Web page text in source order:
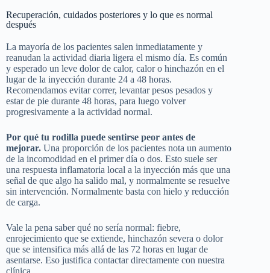
Recuperación, cuidados posteriores y lo que es normal
después
La mayoría de los pacientes salen inmediatamente y
reanudan la actividad diaria ligera el mismo día. Es común
y esperado un leve dolor de calor, calor o hinchazón en el
lugar de la inyección durante 24 a 48 horas.
Recomendamos evitar correr, levantar pesos pesados y
estar de pie durante 48 horas, para luego volver
progresivamente a la actividad normal.
Por qué tu rodilla puede sentirse peor antes de
mejorar. Una proporción de los pacientes nota un aumento
de la incomodidad en el primer día o dos. Esto suele ser
una respuesta inflamatoria local a la inyección más que una
señal de que algo ha salido mal, y normalmente se resuelve
sin intervención. Normalmente basta con hielo y reducción
de carga.
Vale la pena saber qué no sería normal: fiebre,
enrojecimiento que se extiende, hinchazón severa o dolor
que se intensifica más allá de las 72 horas en lugar de
asentarse. Eso justifica contactar directamente con nuestra
clínica.